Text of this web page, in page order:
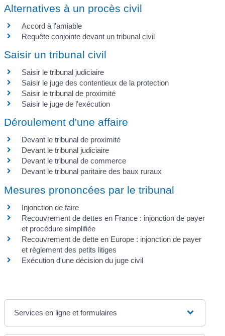
Alternatives à un procès civil
Accord à l'amiable
Requête conjointe devant un tribunal civil
Saisir un tribunal civil
Saisir le tribunal judiciaire
Saisir le juge des contentieux de la protection
Saisir le tribunal de proximité
Saisir le juge de l'exécution
Déroulement d'une affaire
Devant le tribunal de proximité
Devant le tribunal judiciaire
Devant le tribunal de commerce
Devant le tribunal paritaire des baux ruraux
Mesures prononcées par le tribunal
Injonction de faire
Recouvrement de dettes en France : injonction de payer
et procédure simplifiée
Recouvrement de dette en Europe : injonction de payer
et règlement des petits litiges
Exécution d'une décision du juge civil
Services en ligne et formulaires